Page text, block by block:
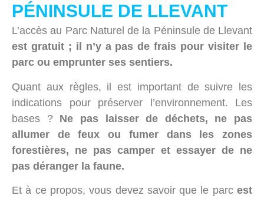
PÉNINSULE DE LLEVANT
L’accès au Parc Naturel de la Péninsule de Llevant
est gratuit ; il n’y a pas de frais pour visiter le
parc ou emprunter ses sentiers.
Quant aux règles, il est important de suivre les
indications pour préserver l’environnement. Les
bases ? Ne pas laisser de déchets, ne pas
allumer de feux ou fumer dans les zones
forestières, ne pas camper et essayer de ne
pas déranger la faune.
Et à ce propos, vous devez savoir que le parc est